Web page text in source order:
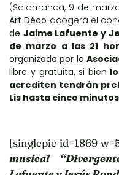
(Salamanca, 9 de
Art Déco acogerá el
de Jaime Lafuente y
de marzo a las 21
organizada por la
libre y gratuita, si bien
acrediten tendrán
Lis hasta cinco
[singlepic id=1869
musical